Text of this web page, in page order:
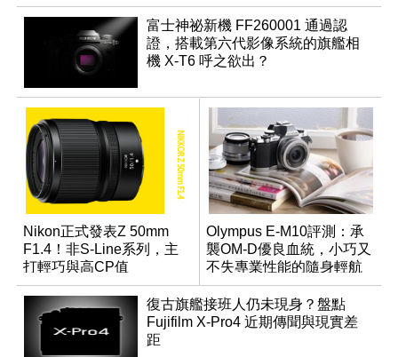
富士神祕新機 FF260001 通過認
證，搭載第六代影像系統的旗艦相
機 X-T6 呼之欲出？
Nikon正式發表Z 50mm
F1.4！非S-Line系列，主
打輕巧與高CP值
Olympus E-M10評測：承
襲OM-D優良血統，小巧又
不失專業性能的隨身輕航
機
復古旗艦接班人仍未現身？盤點
Fujifilm X-Pro4 近期傳聞與現實差
距